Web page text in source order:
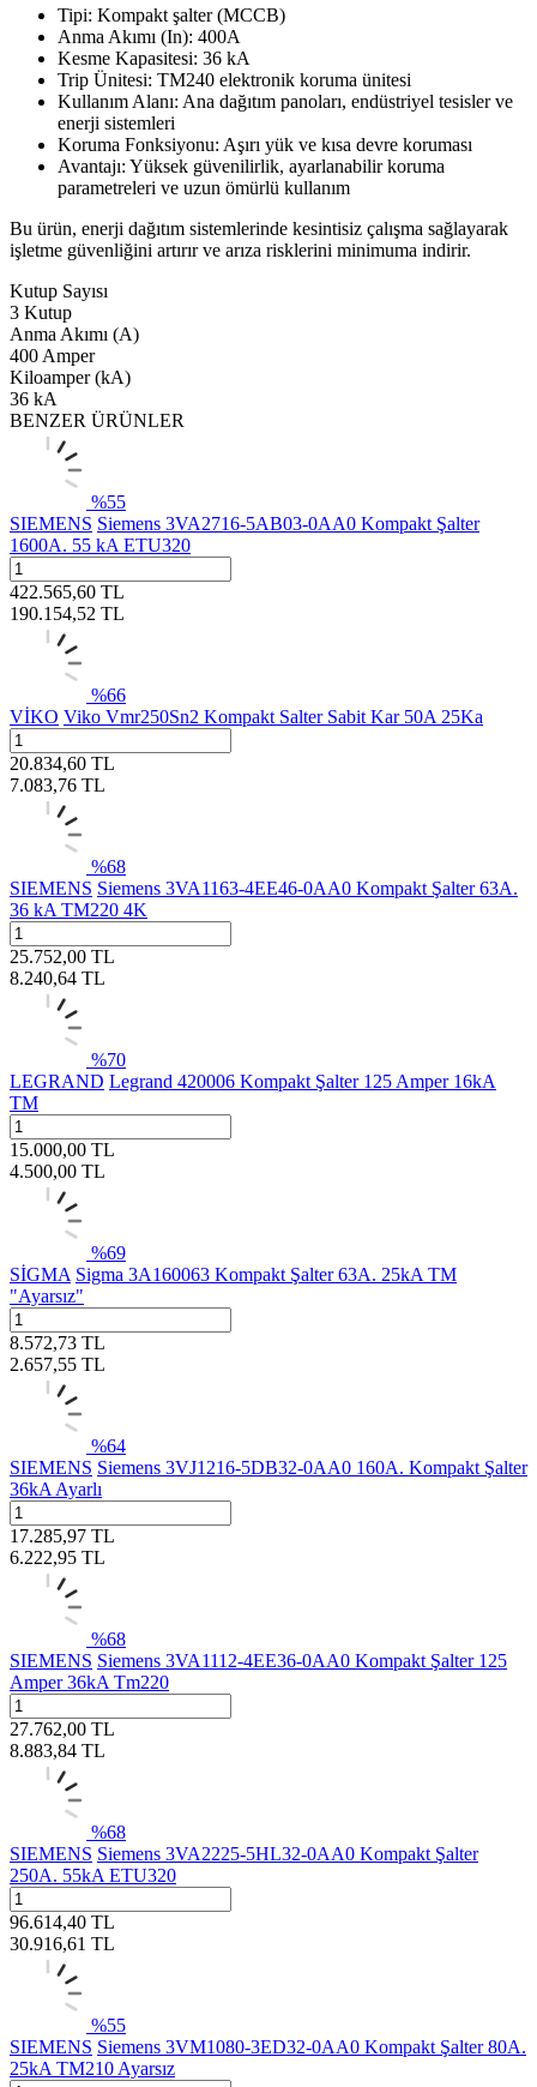
Tipi: Kompakt şalter (MCCB)
Anma Akımı (In): 400A
Kesme Kapasitesi: 36 kA
Trip Ünitesi: TM240 elektronik koruma ünitesi
Kullanım Alanı: Ana dağıtım panoları, endüstriyel tesisler ve
enerji sistemleri
Koruma Fonksiyonu: Aşırı yük ve kısa devre koruması
Avantajı: Yüksek güvenilirlik, ayarlanabilir koruma
parametreleri ve uzun ömürlü kullanım
Bu ürün, enerji dağıtım sistemlerinde kesintisiz çalışma sağlayarak
işletme güvenliğini artırır ve arıza risklerini minimuma indirir.
Kutup Sayısı
3 Kutup
Anma Akımı (A)
400 Amper
Kiloamper (kA)
36 kA
BENZER ÜRÜNLER
%55
SIEMENS Siemens 3VA2716-5AB03-0AA0 Kompakt Şalter
1600A. 55 kA ETU320
422.565,60 TL
190.154,52 TL
%66
VİKO Viko Vmr250Sn2 Kompakt Salter Sabit Kar 50A 25Ka
20.834,60 TL
7.083,76 TL
%68
SIEMENS Siemens 3VA1163-4EE46-0AA0 Kompakt Şalter 63A.
36 kA TM220 4K
25.752,00 TL
8.240,64 TL
%70
LEGRAND Legrand 420006 Kompakt Şalter 125 Amper 16kA
TM
15.000,00 TL
4.500,00 TL
%69
SİGMA Sigma 3A160063 Kompakt Şalter 63A. 25kA TM
"Ayarsız"
8.572,73 TL
2.657,55 TL
%64
SIEMENS Siemens 3VJ1216-5DB32-0AA0 160A. Kompakt Şalter
36kA Ayarlı
17.285,97 TL
6.222,95 TL
%68
SIEMENS Siemens 3VA1112-4EE36-0AA0 Kompakt Şalter 125
Amper 36kA Tm220
27.762,00 TL
8.883,84 TL
%68
SIEMENS Siemens 3VA2225-5HL32-0AA0 Kompakt Şalter
250A. 55kA ETU320
96.614,40 TL
30.916,61 TL
%55
SIEMENS Siemens 3VM1080-3ED32-0AA0 Kompakt Şalter 80A.
25kA TM210 Ayarsız